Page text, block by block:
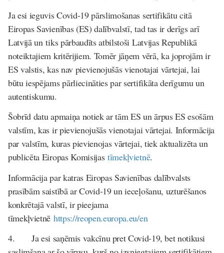
Ja esi ieguvis Covid-19 pārslimošanas sertifikātu citā
Eiropas Savienības (ES) dalībvalstī, tad tas ir derīgs arī
Latvijā un tiks pārbaudīts atbilstoši Latvijas Republikā
noteiktajiem kritērijiem. Tomēr jāņem vērā, ka joprojām ir
ES valstis, kas nav pievienojušās vienotajai vārtejai, lai
būtu iespējams pārliecināties par sertifikāta derīgumu un
autentiskumu.
Šobrīd datu apmaiņa notiek ar tām ES un ārpus ES esošām
valstīm, kas ir pievienojušās vienotajai vārtejai. Informācija
par valstīm, kuras pievienojas vārtejai, tiek aktualizēta un
publicēta Eiropas Komisijastīmekļvietnē.
Informācija par katras Eiropas Savienības dalībvalsts
prasībām saistībā ar Covid-19 un ieceļošanu, uzturēšanos
konkrētajā valstī, ir pieejama
tīmekļvietnē https://reopen.europa.eu/en
4.Ja esi saņēmis vakcīnu pret Covid-19, bet notikusi